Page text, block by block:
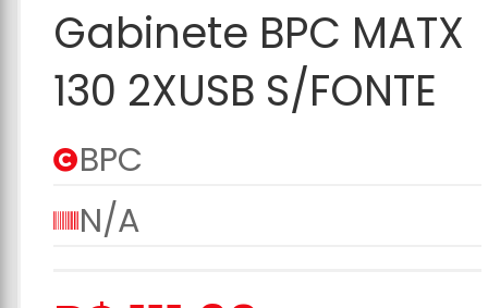
Adicionar ao
Carrinho
Gabinete BPC MATX
130 2XUSB S/FONTE
BPC
N/A